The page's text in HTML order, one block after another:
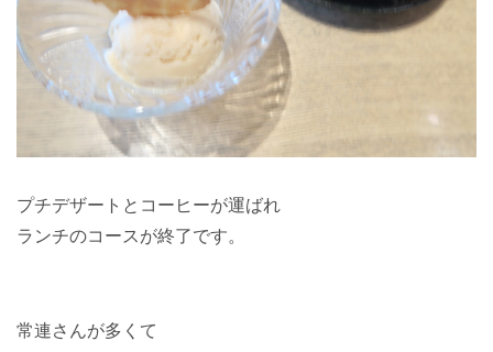
プチデザートとコーヒーが運ばれ
ランチのコースが終了です。
常連さんが多くて